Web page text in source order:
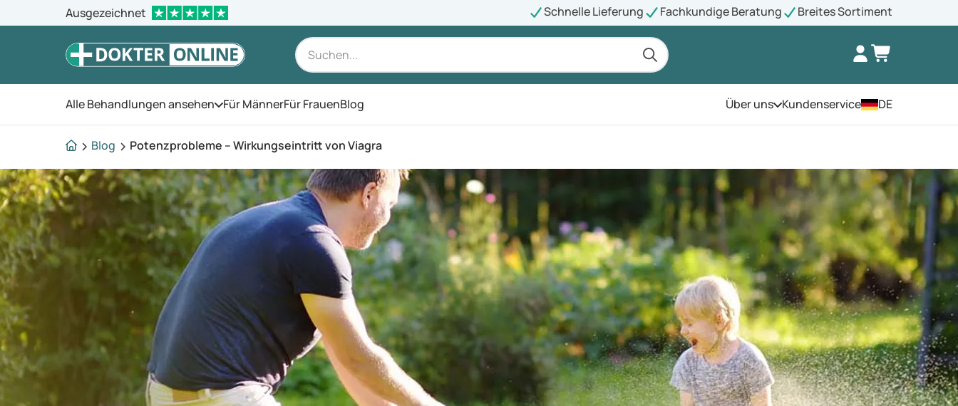
Ausgezeichnet Schnelle Lieferung Fachkundige Beratung Breites Sortiment
Alle Behandlungen ansehen Öffnen Sie das Menü
Für MännerFür FrauenBlog Über unsÖffnen Sie das Menü
Kundenservice DE
Blog Potenzprobleme – Wirkungseintritt von Viagra